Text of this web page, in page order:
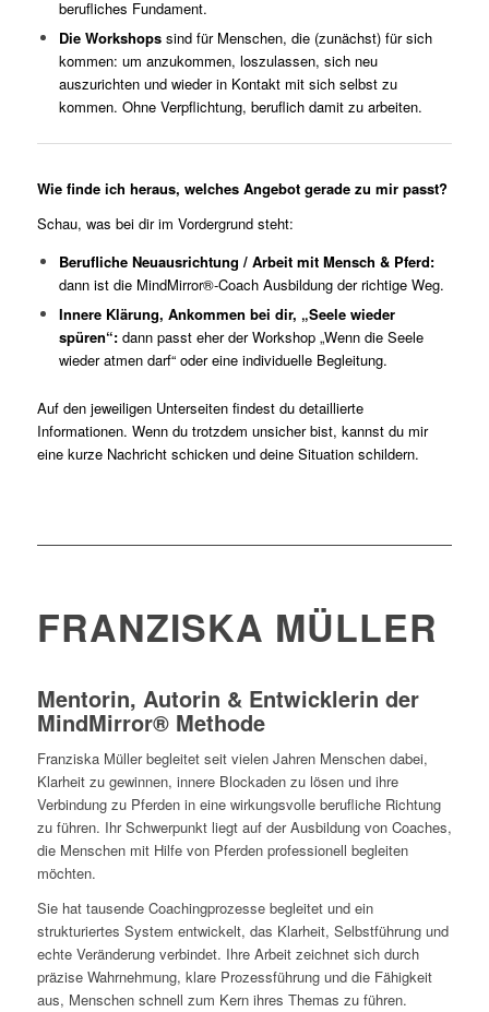
berufliches Fundament.
Die Workshopssind für Menschen, die (zunächst) für sich
kommen: um anzukommen, loszulassen, sich neu
auszurichten und wieder in Kontakt mit sich selbst zu
kommen. Ohne Verpflichtung, beruflich damit zu arbeiten.
Wie finde ich heraus, welches Angebot gerade zu mir passt?
Schau, was bei dir im Vordergrund steht:
Berufliche Neuausrichtung / Arbeit mit Mensch & Pferd:
dann ist die MindMirror®‑Coach Ausbildung der richtige Weg.
Innere Klärung, Ankommen bei dir, „Seele wieder
spüren“:dann passt eher der Workshop „Wenn die Seele
wieder atmen darf“ oder eine individuelle Begleitung.
Auf den jeweiligen Unterseiten findest du detaillierte
Informationen. Wenn du trotzdem unsicher bist, kannst du mir
eine kurze Nachricht schicken und deine Situation schildern.
FRANZISKA MÜLLER
Mentorin, Autorin & Entwicklerin der
MindMirror® Methode
Franziska Müller begleitet seit vielen Jahren Menschen dabei,
Klarheit zu gewinnen, innere Blockaden zu lösen und ihre
Verbindung zu Pferden in eine wirkungsvolle berufliche Richtung
zu führen. Ihr Schwerpunkt liegt auf der Ausbildung von Coaches,
die Menschen mit Hilfe von Pferden professionell begleiten
möchten.
Sie hat tausende Coachingprozesse begleitet und ein
strukturiertes System entwickelt, das Klarheit, Selbstführung und
echte Veränderung verbindet. Ihre Arbeit zeichnet sich durch
präzise Wahrnehmung, klare Prozessführung und die Fähigkeit
aus, Menschen schnell zum Kern ihres Themas zu führen.